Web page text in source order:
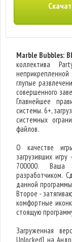
Marble Bubbles:
коллектива
глупые
совершенного
Главнейшее
системы. 6+,
системных
файлов.
О качестве
загрузивших
700000. Ваша
разработчиком.
данной
Второе -
комфортные
стоящую
Загруженная
Unlocked] на